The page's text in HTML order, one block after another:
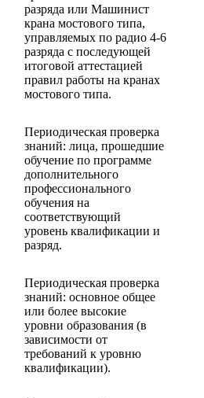
разряда или Машинист
крана мостового типа,
управляемых по радио 4-6
разряда с последующей
итоговой аттестацией
правил работы на кранах
мостового типа.
Периодическая проверка
знаний: лица, прошедшие
обучение по программе
дополнительного
профессионального
обучения на
соответствующий
уровень квалификации и
разряд.
Периодическая проверка
знаний: основное общее
или более высокие
уровни образования (в
зависимости от
требований к уровню
квалификации).